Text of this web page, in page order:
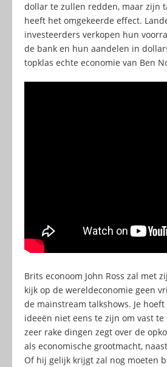
dollar te zullen redden, maar zijn
heeft het omgekeerde effect.
investeerders verkopen hun
de bank en hun aandelen in
topklas echte economie van Ben
Brits econoom John Ross zal met
kijk op de wereldeconomie geen
de mainstream talkshows. Je
ideeën niet eens te zijn om vast
zeer rake dingen zegt over de
als economische grootmacht,
Of hij gelijk krijgt zal nog moeten